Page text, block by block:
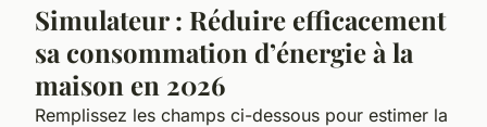
Simulateur : Réduire efficacement
sa consommation d’énergie à la
maison en 2026
Remplissez les champs ci-dessous pour estimer la